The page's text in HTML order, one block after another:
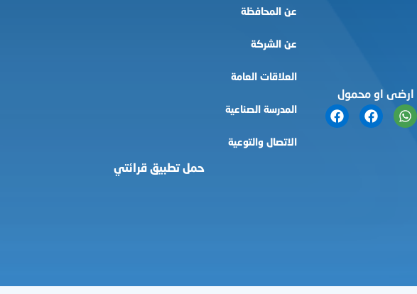
عن المحافظة
عن الشركة
العلاقات العامة
المدرسة الصناعية
الاتصال والتوعية
حمل تطبيق قرائتي